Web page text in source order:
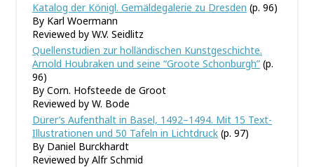
Katalog der Königl. Gemäldegalerie zu Dresden (p. 96)
By Karl Woermann
Reviewed by W.V. Seidlitz
Quellenstudien zur holländischen Kunstgeschichte.
Arnold Houbraken und seine “Groote Schonburgh” (p.
96)
By Corn. Hofsteede de Groot
Reviewed by W. Bode
Dürer’s Aufenthalt in Basel, 1492–1494. Mit 15 Text-
Illustrationen und 50 Tafeln in Lichtdruck (p. 97)
By Daniel Burckhardt
Reviewed by Alfr Schmid